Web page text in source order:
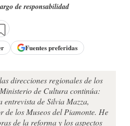
de responsabilidad
Fuentes preferidas
direcciones regionales de los
de Cultura continúa:
entrevista de Silvia Mazza,
de los Museos del Piamonte. He
de la reforma y los aspectos